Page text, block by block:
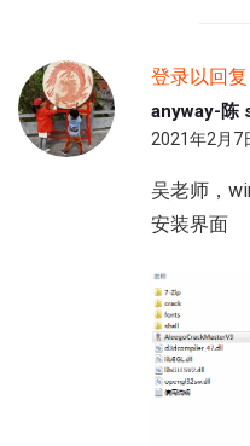
登录以回复
anyway-陈
2021年2月7
吴老师，
安装界面